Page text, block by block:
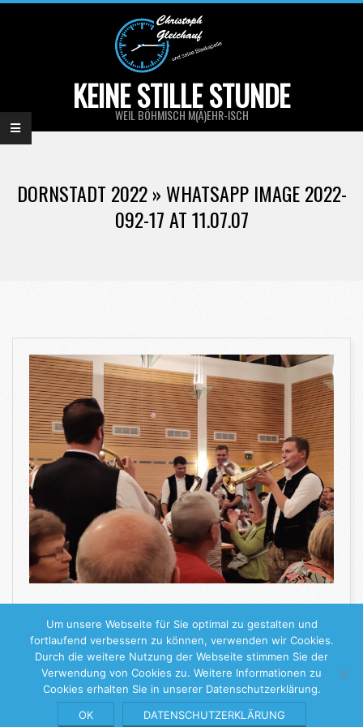
KEINE STILLE STUNDE
WEIL BÖHMISCH M(Ä)EHR-ISCH
Primary
Menu
DORNSTADT 2022 » WHATSAPP IMAGE 2022-
092-17 AT 11.07.07
WEITERLESEN
Keine Stille Stunde © 2026 |Impressum|Datenschutzerklärung
Um unsere Webseite für Sie optimal zu gestalten und
fortlaufend verbessern zu können, verwenden wir Cookies.
Durch die weitere Nutzung der Webseite stimmen Sie der
Verwendung von Cookies zu. Weitere Informationen zu
Cookies erhalten Sie in unserer Datenschutzerklärung.
OK
DATENSCHUTZERKLÄRUNG